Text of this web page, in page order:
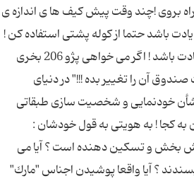
بروی !چند وقت پیش كیف ها ی اندازه ی
باشد حتما از كوله پشتی استفاده كن !
فكر كن می خواهی بروی كوه ! یادت باشد كه اگر از مد جابمانی ،از زندگی عقب افتاده ای ! یادت باشد ! اگر می خواهی پژو 206 بخری
آرم پشت صندوق آن را تغییر بده !!!" در دنیای
خودنمایی و شخصیت سازی طبقاتی
كجا ! به هویتی به قول خودشان :
بخش و تسكین دهنده است ؟ آیا می
؟ آیا واقعا پوشیدن اجناس "مارك"